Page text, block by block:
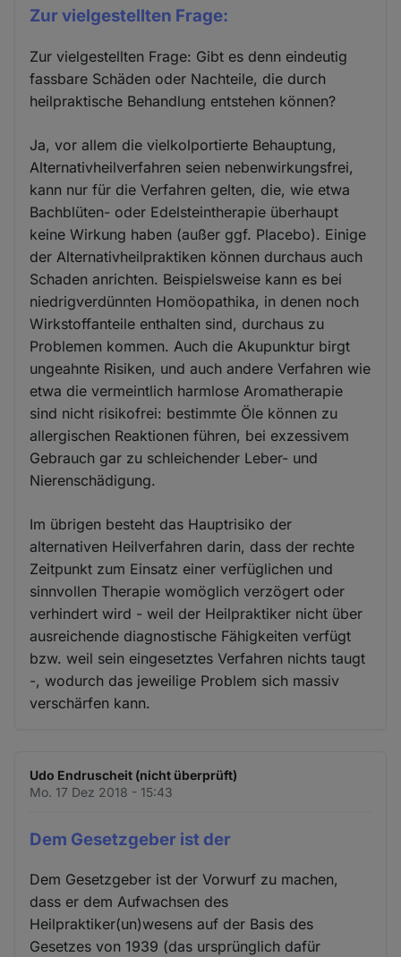
Zur vielgestellten Frage:
Zur vielgestellten Frage: Gibt es denn eindeutig
fassbare Schäden oder Nachteile, die durch
heilpraktische Behandlung entstehen können?
Ja, vor allem die vielkolportierte Behauptung,
Alternativheilverfahren seien nebenwirkungsfrei,
kann nur für die Verfahren gelten, die, wie etwa
Bachblüten- oder Edelsteintherapie überhaupt
keine Wirkung haben (außer ggf. Placebo). Einige
der Alternativheilpraktiken können durchaus auch
Schaden anrichten. Beispielsweise kann es bei
niedrigverdünnten Homöopathika, in denen noch
Wirkstoffanteile enthalten sind, durchaus zu
Problemen kommen. Auch die Akupunktur birgt
ungeahnte Risiken, und auch andere Verfahren wie
etwa die vermeintlich harmlose Aromatherapie
sind nicht risikofrei: bestimmte Öle können zu
allergischen Reaktionen führen, bei exzessivem
Gebrauch gar zu schleichender Leber- und
Nierenschädigung.
Im übrigen besteht das Hauptrisiko der
alternativen Heilverfahren darin, dass der rechte
Zeitpunkt zum Einsatz einer verfüglichen und
sinnvollen Therapie womöglich verzögert oder
verhindert wird - weil der Heilpraktiker nicht über
ausreichende diagnostische Fähigkeiten verfügt
bzw. weil sein eingesetztes Verfahren nichts taugt
-, wodurch das jeweilige Problem sich massiv
verschärfen kann.
Udo Endruscheit (nicht überprüft)
Mo. 17 Dez 2018 - 15:43
Dem Gesetzgeber ist der
Dem Gesetzgeber ist der Vorwurf zu machen,
dass er dem Aufwachsen des
Heilpraktiker(un)wesens auf der Basis des
Gesetzes von 1939 (das ursprünglich dafür